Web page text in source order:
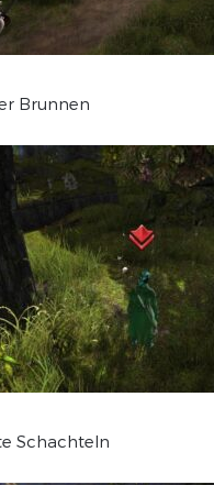
Brunnen
Schachteln